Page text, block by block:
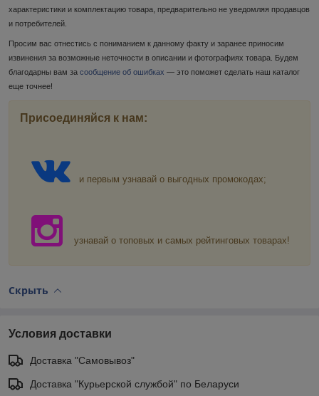
характеристики и комплектацию товара, предварительно не уведомляя продавцов
и потребителей.
Просим вас отнестись с пониманием к данному факту и заранее приносим
извинения за возможные неточности в описании и фотографиях товара. Будем
благодарны вам за сообщение об ошибках — это поможет сделать наш каталог
еще точнее!
Присоединяйся к нам:
и первым узнавай о выгодных промокодах;
узнавай о топовых и самых рейтинговых товарах!
Скрыть
Условия доставки
Доставка "Самовывоз"
Доставка "Курьерской службой" по Беларуси